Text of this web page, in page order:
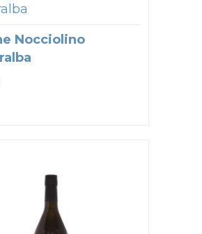
Nocciolino